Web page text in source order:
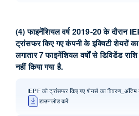
(4) फाइनेंशियल वर्ष 2019-20 के दौरान
ट्रांसफर किए गए कंपनी के इक्विटी शेयरों
लगातार 7 फाइनेंशियल वर्षों से डिविडेंड
नहीं किया गया है.
IEPF को ट्रांसफर किए गए शेयर्स का
डाउनलोड करें